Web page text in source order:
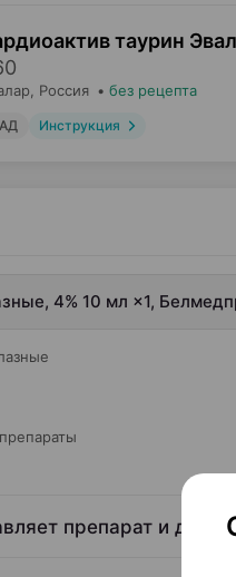
таурин
, Россия • без рецепта
Инструкция
4% 10 мл ×1,
препарат и для